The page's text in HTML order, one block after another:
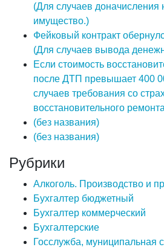
(Для случаев доначисления
имущество.)
Фейковый контракт
(Для случаев вывода
Если стоимость
после ДТП превышает 400
случаев требования со
восстановительного
(без названия)
(без названия)
Рубрики
Алкоголь. Производство и
Бухгалтер бюджетный
Бухгалтер коммерческий
Бухгалтерские
Госслужба, муниципальная